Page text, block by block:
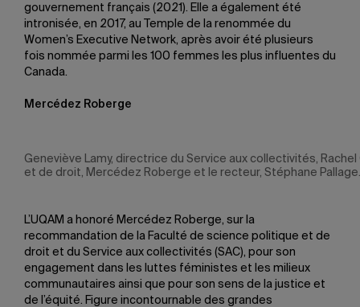
gouvernement français (2021). Elle a également été
intronisée, en 2017, au Temple de la renommée du
Women’s Executive Network, après avoir été plusieurs
fois nommée parmi les 100 femmes les plus influentes du
Canada.
Mercédez Roberge
Geneviève Lamy, directrice du Service aux collectivités,
et de droit, Mercédez Roberge et le recteur, Stéphane Pallage.
L’UQAM a honoré Mercédez Roberge, sur la
recommandation de la Faculté de science politique et de
droit et du Service aux collectivités (SAC), pour son
engagement dans les luttes féministes et les milieux
communautaires ainsi que pour son sens de la justice et
de l’équité. Figure incontournable des grandes